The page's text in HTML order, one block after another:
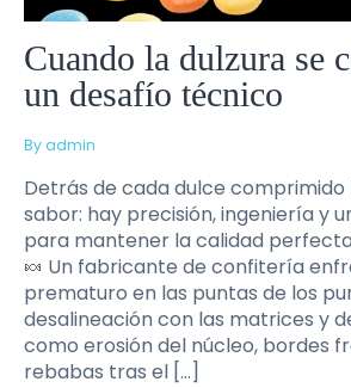
Cuando la dulzura se
un desafío técnico
By admin
Detrás de cada dulce comprimido
sabor: hay precisión, ingeniería y
para mantener la calidad
🍬 Un fabricante de confitería
prematuro en las puntas de los
desalineación con las matrices y
como erosión del núcleo, bordes
rebabas tras el […]